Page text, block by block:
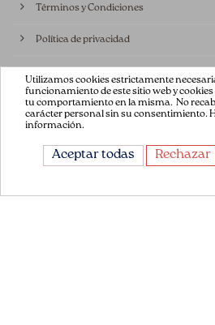
Términos y Condiciones
Política de privacidad
Política de Cookies
Contáctenos
CONTÁCTANOS
Utilizamos cookies estrictamente
funcionamiento de este sitio web y
tu comportamiento en la misma. No
carácter personal sin su consentimiento.
información.
Aceptar todas Rechazar